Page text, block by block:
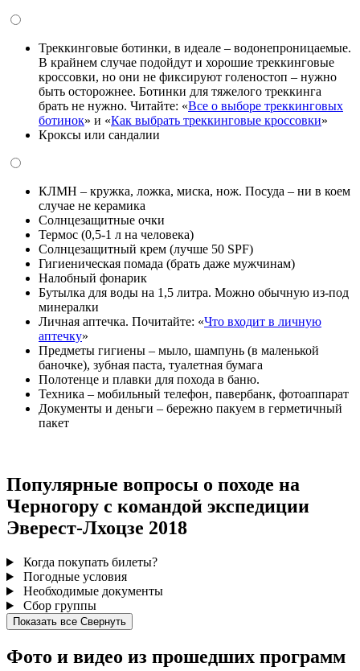
Треккинговые ботинки, в идеале – водонепроницаемые.
В крайнем случае подойдут и хорошие треккинговые
кроссовки, но они не фиксируют голеностоп – нужно
быть осторожнее. Ботинки для тяжелого треккинга
брать не нужно. Читайте: «Все о выборе треккинговых
ботинок» и «Как выбрать треккинговые кроссовки»
Кроксы или сандалии
КЛМН – кружка, ложка, миска, нож. Посуда – ни в коем
случае не керамика
Солнцезащитные очки
Термос (0,5-1 л на человека)
Солнцезащитный крем (лучше 50 SPF)
Гигиеническая помада (брать даже мужчинам)
Налобный фонарик
Бутылка для воды на 1,5 литра. Можно обычную из-под
минералки
Личная аптечка. Почитайте: «Что входит в личную
аптечку»
Предметы гигиены – мыло, шампунь (в маленькой
баночке), зубная паста, туалетная бумага
Полотенце и плавки для похода в баню.
Техника – мобильный телефон, павербанк, фотоаппарат
Документы и деньги – бережно пакуем в герметичный
пакет
Популярные вопросы о походе на
Черногору с командой экспедиции
Эверест-Лхоцзе 2018
Когда покупать билеты?
Погодные условия
Необходимые документы
Сбор группы
Показать все Свернуть
Фото и видео из прошедших программ